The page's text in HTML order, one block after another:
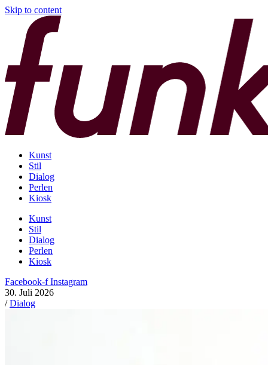
Skip to content
Kunst
Stil
Dialog
Perlen
Kiosk
Kunst
Stil
Dialog
Perlen
Kiosk
Facebook-f Instagram
30. Juli 2026
/Dialog